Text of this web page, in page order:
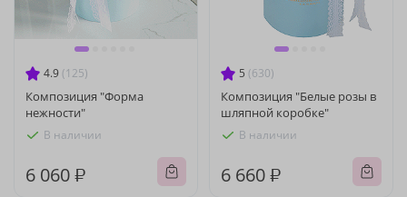
4.9 (125)
Композиция "Форма
нежности"
В наличии
6 060 ₽
5 (630)
Композиция "Белые розы в
шляпной коробке"
В наличии
6 660 ₽